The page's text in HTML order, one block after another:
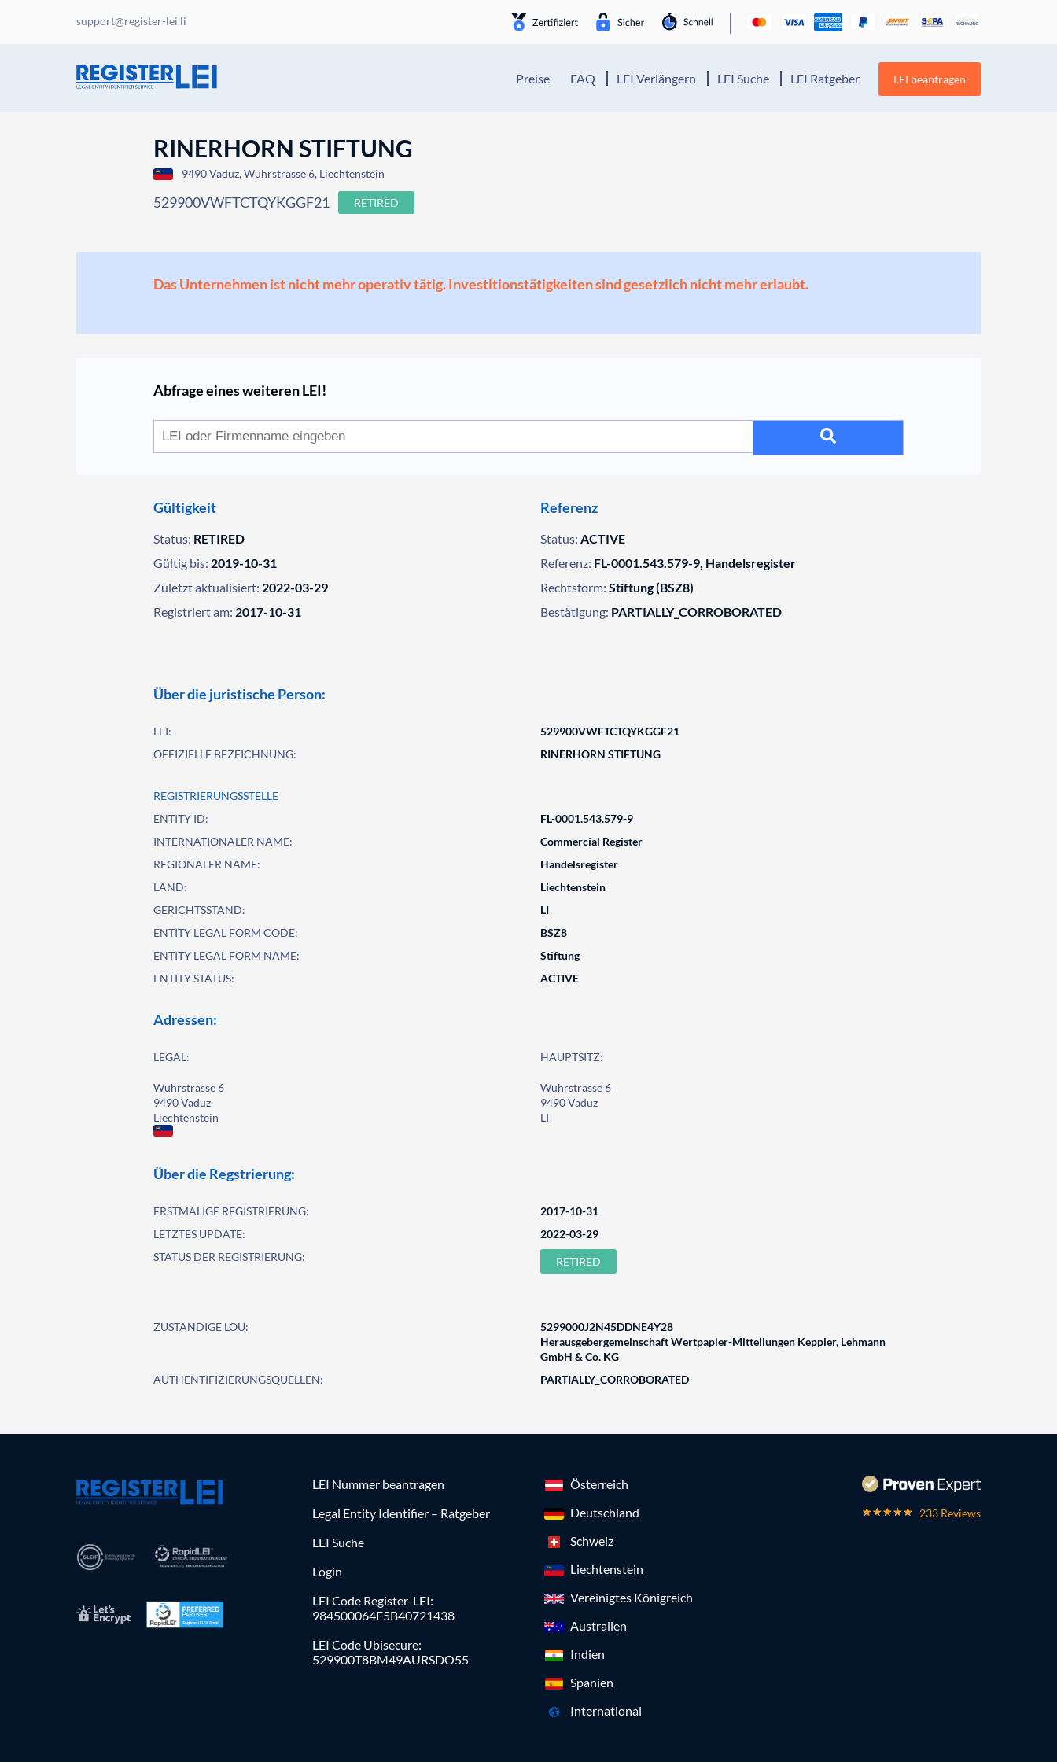
support@register-lei.li
Preise FAQ LEI Verlängern LEI Suche LEI Ratgeber LEI beantragen
RINERHORN STIFTUNG
9490 Vaduz, Wuhrstrasse 6, Liechtenstein
529900VWFTCTQYKGGF21 RETIRED
Das Unternehmen ist nicht mehr operativ tätig. Investitionstätigkeiten sind gesetzlich nicht mehr erlaubt.
Abfrage eines weiteren LEI!
Gültigkeit
Status: RETIRED
Gültig bis: 2019-10-31
Zuletzt aktualisiert: 2022-03-29
Registriert am: 2017-10-31
Referenz
Status: ACTIVE
Referenz: FL-0001.543.579-9, Handelsregister
Rechtsform: Stiftung (BSZ8)
Bestätigung: PARTIALLY_CORROBORATED
Über die juristische Person:
LEI:
529900VWFTCTQYKGGF21
OFFIZIELLE BEZEICHNUNG:
RINERHORN STIFTUNG
REGISTRIERUNGSSTELLE
ENTITY ID:
FL-0001.543.579-9
INTERNATIONALER NAME:
Commercial Register
REGIONALER NAME:
Handelsregister
LAND:
Liechtenstein
GERICHTSSTAND:
LI
ENTITY LEGAL FORM CODE:
BSZ8
ENTITY LEGAL FORM NAME:
Stiftung
ENTITY STATUS:
ACTIVE
Adressen:
LEGAL:
Wuhrstrasse 6
9490 Vaduz
Liechtenstein
HAUPTSITZ:
Wuhrstrasse 6
9490 Vaduz
LI
Über die Regstrierung:
ERSTMALIGE REGISTRIERUNG:
2017-10-31
LETZTES UPDATE:
2022-03-29
STATUS DER REGISTRIERUNG:
RETIRED
ZUSTÄNDIGE LOU:
5299000J2N45DDNE4Y28
Herausgebergemeinschaft Wertpapier-Mitteilungen Keppler, Lehmann
GmbH & Co. KG
AUTHENTIFIZIERUNGSQUELLEN:
PARTIALLY_CORROBORATED
LEI Nummer beantragen
Legal Entity Identifier – Ratgeber
LEI Suche
Login
LEI Code Register-LEI:
984500064E5B40721438
LEI Code Ubisecure:
529900T8BM49AURSDO55
Österreich
Deutschland
Schweiz
Liechtenstein
Vereinigtes Königreich
Australien
Indien
Spanien
International
233 Reviews